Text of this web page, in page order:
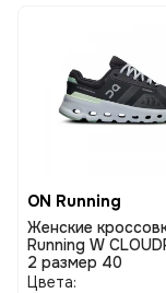
ON Running
Женские кроссовки ON
Running W
2 размер 40
Цвета: